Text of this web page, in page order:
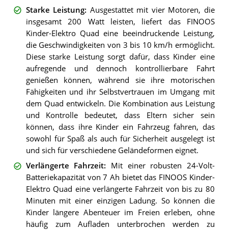
Starke Leistung: Ausgestattet mit vier Motoren, die
insgesamt 200 Watt leisten, liefert das FINOOS
Kinder-Elektro Quad eine beeindruckende Leistung,
die Geschwindigkeiten von 3 bis 10 km/h ermöglicht.
Diese starke Leistung sorgt dafür, dass Kinder eine
aufregende und dennoch kontrollierbare Fahrt
genießen können, während sie ihre motorischen
Fähigkeiten und ihr Selbstvertrauen im Umgang mit
dem Quad entwickeln. Die Kombination aus Leistung
und Kontrolle bedeutet, dass Eltern sicher sein
können, dass ihre Kinder ein Fahrzeug fahren, das
sowohl für Spaß als auch für Sicherheit ausgelegt ist
und sich für verschiedene Geländeformen eignet.
Verlängerte Fahrzeit: Mit einer robusten 24-Volt-
Batteriekapazität von 7 Ah bietet das FINOOS Kinder-
Elektro Quad eine verlängerte Fahrzeit von bis zu 80
Minuten mit einer einzigen Ladung. So können die
Kinder längere Abenteuer im Freien erleben, ohne
häufig zum Aufladen unterbrochen werden zu